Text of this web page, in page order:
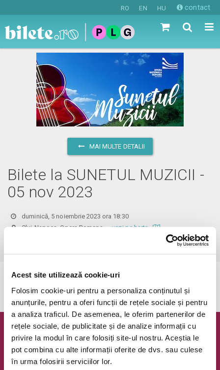
Acest site utilizează cookie-uri
Folosim cookie-uri pentru a personaliza conținutul și
anunțurile, pentru a oferi funcții de rețele sociale și pentru
a analiza traficul. De asemenea, le oferim partenerilor de
rețele sociale, de publicitate și de analize informații cu
privire la modul în care folosiți site-ul nostru. Aceștia le
pot combina cu alte informații oferite de dvs. sau culese
în urma folosirii serviciilor lor.
RO EN HU contact
MAI MULTE DETALII
Bilete la SUNETUL MUZICII -
05 nov 2023
duminică, 5 noiembrie 2023 ora 18:30
Cluj-Napoca, Opera Romanavezi pe harta
Evenimentul a expirat.
Newsletter @ Bilete.ro
Oferte exclusive si o editie saptamanala cu cele mai noi
evenimente.